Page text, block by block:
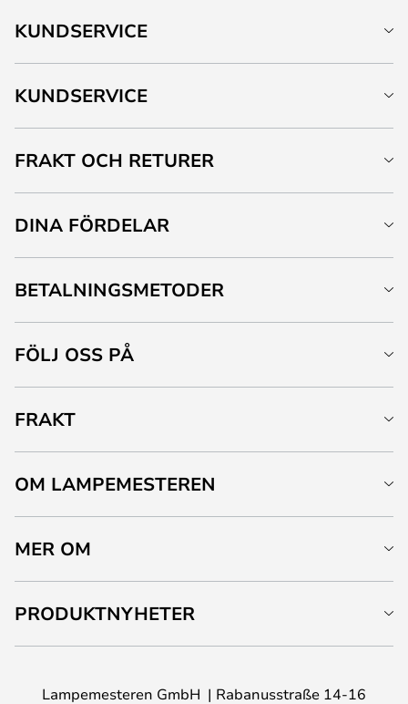
KUNDSERVICE
KUNDSERVICE
FRAKT OCH RETURER
DINA FÖRDELAR
BETALNINGSMETODER
FÖLJ OSS PÅ
FRAKT
OM LAMPEMESTEREN
MER OM
PRODUKTNYHETER
Lampemesteren GmbH Rabanusstraße 14-16